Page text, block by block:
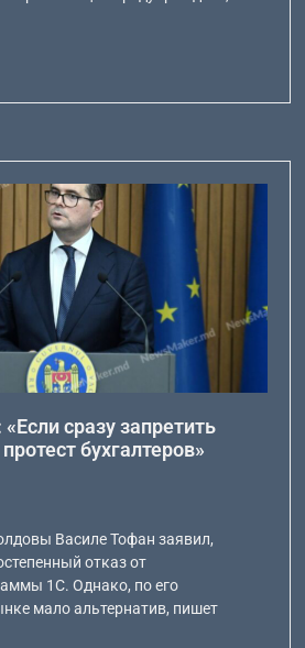
сразу запретить
бухгалтеров»
Василе Тофан заявил,
отказ от
1С. Однако, по его
мало альтернатив, пишет